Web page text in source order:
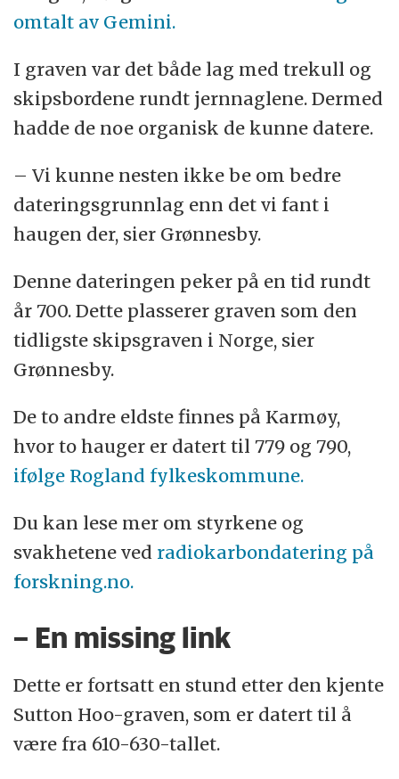
omtalt av Gemini.
I graven var det både lag med trekull og
skipsbordene rundt jernnaglene. Dermed
hadde de noe organisk de kunne datere.
– Vi kunne nesten ikke be om bedre
dateringsgrunnlag enn det vi fant i
haugen der, sier Grønnesby.
Denne dateringen peker på en tid rundt
år 700. Dette plasserer graven som den
tidligste skipsgraven i Norge, sier
Grønnesby.
De to andre eldste finnes på Karmøy,
hvor to hauger er datert til 779 og 790,
ifølge Rogland fylkeskommune.
Du kan lese mer om styrkene og
svakhetene ved radiokarbondatering på
forskning.no.
– En missing link
Dette er fortsatt en stund etter den kjente
Sutton Hoo-graven, som er datert til å
være fra 610-630-tallet.